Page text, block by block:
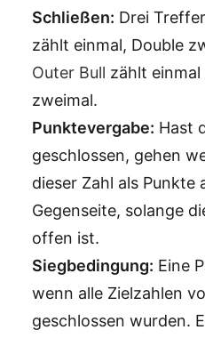
Schließen: Drei
zählt einmal, Double
Outer Bull zählt einmal
zweimal.
Punktevergabe: Hast
geschlossen, gehen
dieser Zahl als Punkte
Gegenseite, solange
offen ist.
Siegbedingung: Eine
wenn alle Zielzahlen
geschlossen wurden.